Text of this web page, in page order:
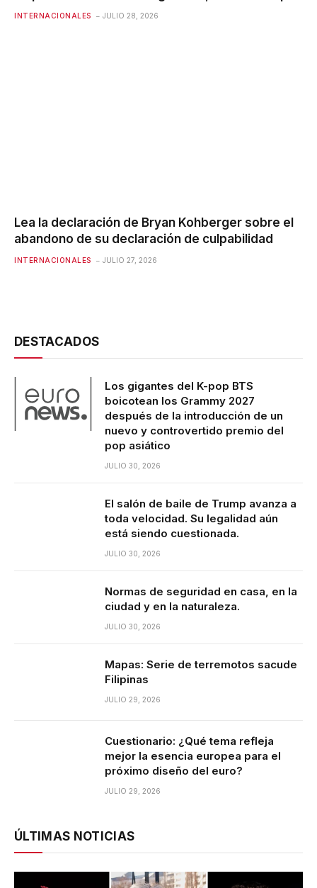
INTERNACIONALES JULIO 28, 2026
Lea la declaración de Bryan Kohberger sobre el
abandono de su declaración de culpabilidad
INTERNACIONALES JULIO 27, 2026
DESTACADOS
Los gigantes del K-pop BTS
boicotean los Grammy 2027
después de la introducción de un
nuevo y controvertido premio del
pop asiático
JULIO 30, 2026
El salón de baile de Trump avanza a
toda velocidad. Su legalidad aún
está siendo cuestionada.
JULIO 30, 2026
Normas de seguridad en casa, en la
ciudad y en la naturaleza.
JULIO 30, 2026
Mapas: Serie de terremotos sacude
Filipinas
JULIO 29, 2026
Cuestionario: ¿Qué tema refleja
mejor la esencia europea para el
próximo diseño del euro?
JULIO 29, 2026
ÚLTIMAS NOTICIAS